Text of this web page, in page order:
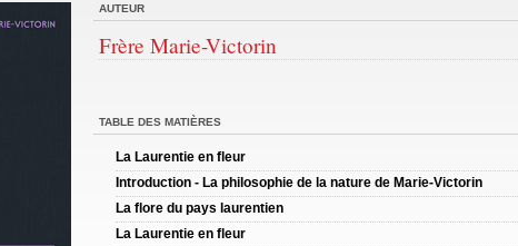
AUTEUR
Frère Marie-Victorin
TABLE DES MATIÈRES
La Laurentie en fleur
Introduction - La philosophie de la nature de Marie-Victorin
La flore du pays laurentien
La Laurentie en fleur